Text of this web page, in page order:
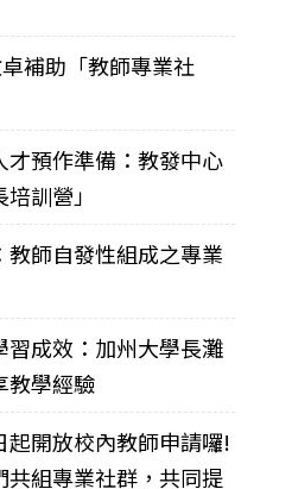
補助「教師專業社
預作準備：教發中心
訓營」
師自發性組成之專業
成效：加州大學長灘
教學經驗
起開放校內教師申請囉!
組專業社群，共同提